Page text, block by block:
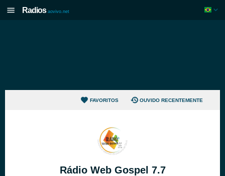
Radios aovivo.net
FAVORITOS OUVIDO RECENTEMENTE
Rádio Web Gospel 7.7